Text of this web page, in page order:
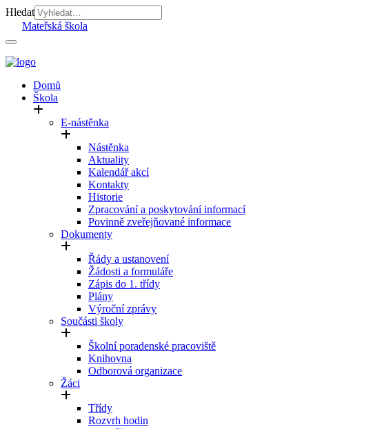
Hledat
Mateřská škola
Domů
Škola
E-nástěnka
Nástěnka
Aktuality
Kalendář akcí
Kontakty
Historie
Zpracování a poskytování informací
Povinně zveřejňované informace
Dokumenty
Řády a ustanovení
Žádosti a formuláře
Zápis do 1. třídy
Plány
Výroční zprávy
Součásti školy
Školní poradenské pracoviště
Knihovna
Odborová organizace
Žáci
Třídy
Rozvrh hodin